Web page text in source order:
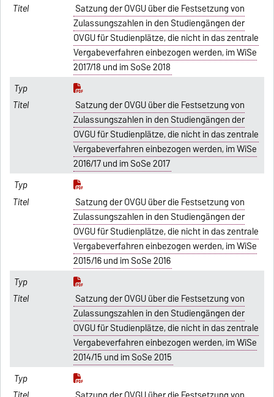
Satzung der OVGU über die Festsetzung von
Zulassungszahlen in den Studiengängen der
OVGU für Studienplätze, die nicht in das zentrale
Vergabeverfahren einbezogen werden, im WiSe
2017/18 und im SoSe 2018
Satzung der OVGU über die Festsetzung von
Zulassungszahlen in den Studiengängen der
OVGU für Studienplätze, die nicht in das zentrale
Vergabeverfahren einbezogen werden, im WiSe
2016/17 und im SoSe 2017
Satzung der OVGU über die Festsetzung von
Zulassungszahlen in den Studiengängen der
OVGU für Studienplätze, die nicht in das zentrale
Vergabeverfahren einbezogen werden, im WiSe
2015/16 und im SoSe 2016
Satzung der OVGU über die Festsetzung von
Zulassungszahlen in den Studiengängen der
OVGU für Studienplätze, die nicht in das zentrale
Vergabeverfahren einbezogen werden, im WiSe
2014/15 und im SoSe 2015